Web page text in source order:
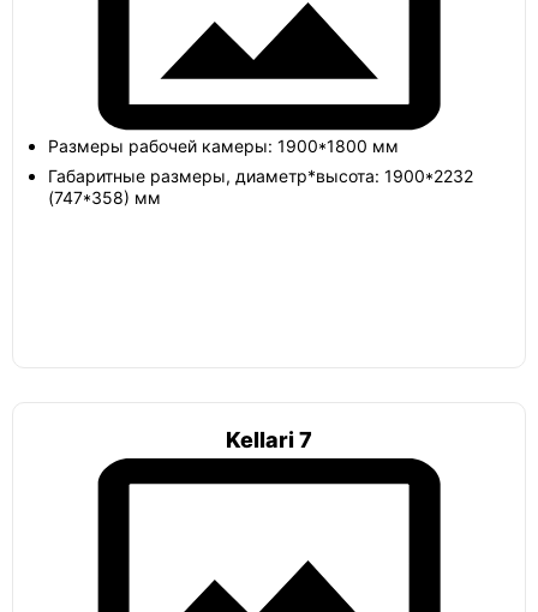
Погреб винный
Танк
Размеры рабочей камеры: 1900*1800 мм
Габаритные размеры, диаметр*высота: 1900*2232
(747*358) мм
Kellari 7